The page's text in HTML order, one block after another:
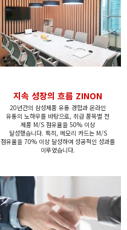
지속 성장의 흐름 ZINON
20년간의 삼성제품 유통 경험과 온라인
유통의 노하우를 바탕으로, 취급 품목별 전
제품 M/S 점유율을 50% 이상
달성했습니다. 특히, 메모리 카드는 M/S
점유율을 70% 이상 달성하여 성공적인 성과를
이루었습니다.